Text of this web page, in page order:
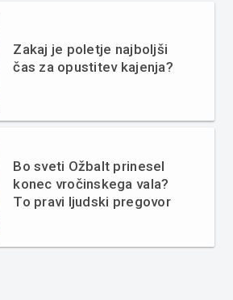
Zakaj je poletje najboljši
čas za opustitev kajenja?
Bo sveti Ožbalt prinesel
konec vročinskega vala?
To pravi ljudski pregovor